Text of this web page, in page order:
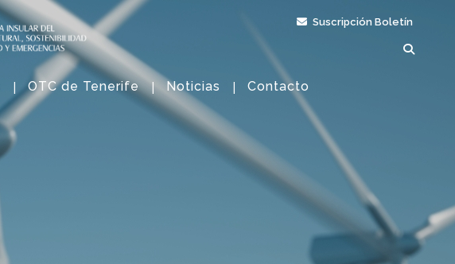
Suscripción Boletín
OTC de Tenerife Noticias Contacto